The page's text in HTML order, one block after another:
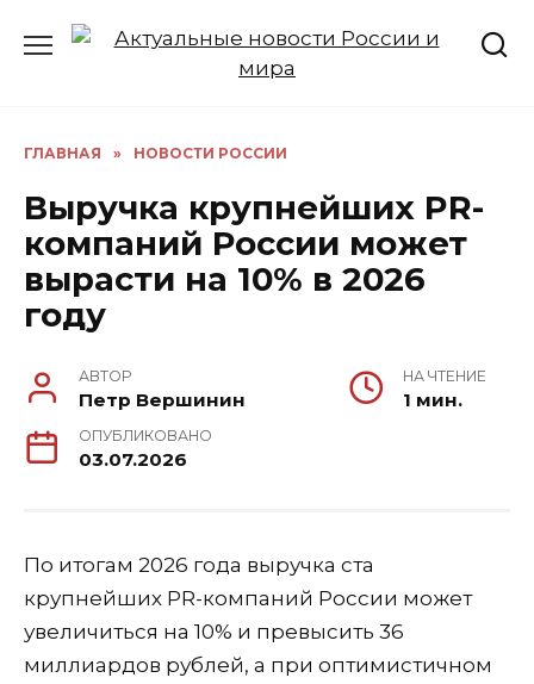
ГЛАВНАЯ » НОВОСТИ РОССИИ
Выручка крупнейших PR-
компаний России может
вырасти на 10% в 2026
году
АВТОР
Петр Вершинин
НА ЧТЕНИЕ
1 мин.
ОПУБЛИКОВАНО
03.07.2026
По итогам 2026 года выручка ста
крупнейших PR-компаний России может
увеличиться на 10% и превысить 36
миллиардов рублей, а при оптимистичном